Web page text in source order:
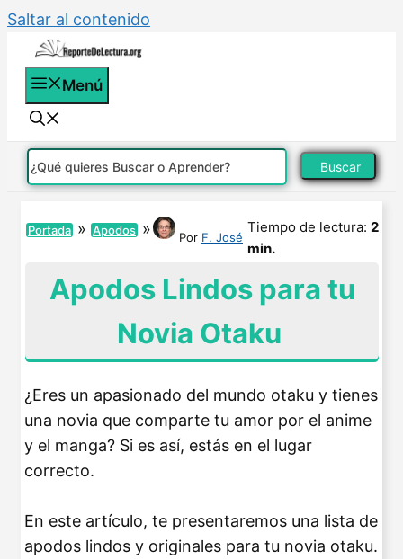
Saltar al contenido
Menú
Buscar
Portada » Apodos » Por F. José
Tiempo de lectura: 2
min.
Apodos Lindos para tu
Novia Otaku
¿Eres un apasionado del mundo otaku y tienes
una novia que comparte tu amor por el anime
y el manga? Si es así, estás en el lugar
correcto.
En este artículo, te presentaremos una lista de
apodos lindos y originales para tu novia otaku.